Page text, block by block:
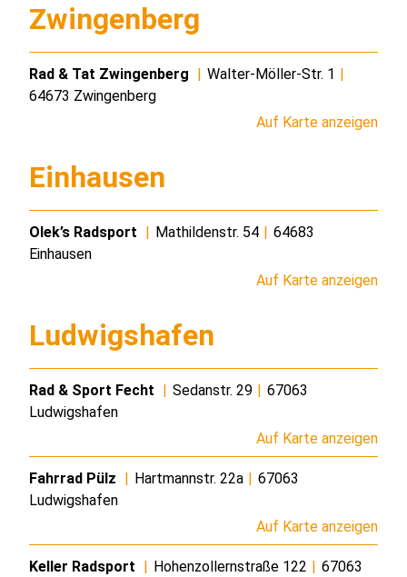
Zwingenberg
Rad & Tat Zwingenberg Walter-Möller-Str. 1
64673 Zwingenberg
Auf Karte anzeigen
Einhausen
Olek’s Radsport Mathildenstr. 54
64683
Einhausen
Auf Karte anzeigen
Ludwigshafen
Rad & Sport Fecht Sedanstr. 29
67063
Ludwigshafen
Auf Karte anzeigen
Fahrrad Pülz Hartmannstr. 22a
67063
Ludwigshafen
Auf Karte anzeigen
Keller Radsport Hohenzollernstraße 122
67063